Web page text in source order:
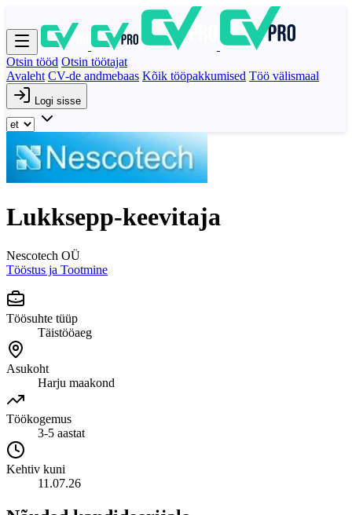
Otsin tööd Otsin töötajat
Avaleht CV-de andmebaas Kõik tööpakkumised Töö välismaal
Logi sisse
Lukksepp-keevitaja
Nescotech OÜ
Tööstus ja Tootmine
Töösuhte tüüp
Täistööaeg
Asukoht
Harju maakond
Töökogemus
3-5 aastat
Kehtiv kuni
11.07.26